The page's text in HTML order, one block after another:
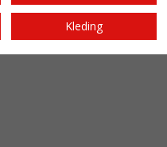
Kleding